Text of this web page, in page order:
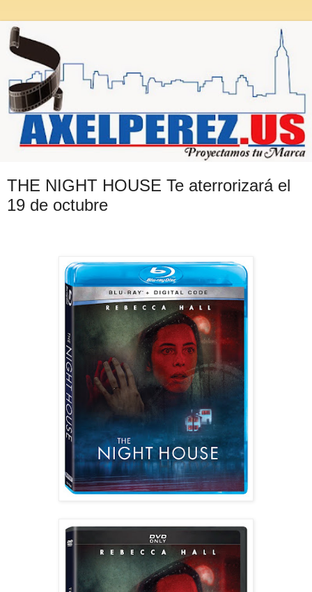
THE NIGHT HOUSE Te aterrorizará el
19 de octubre